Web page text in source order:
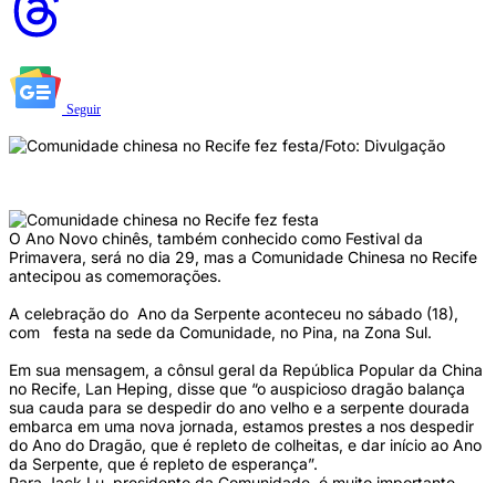
Seguir
O Ano Novo chinês, também conhecido como Festival da
Primavera, será no dia 29, mas a Comunidade Chinesa no Recife
antecipou as comemorações.
A celebração do Ano da Serpente aconteceu no sábado (18),
com festa na sede da Comunidade, no Pina, na Zona Sul.
Em sua mensagem, a cônsul geral da República Popular da China
no Recife, Lan Heping, disse que “o auspicioso dragão balança
sua cauda para se despedir do ano velho e a serpente dourada
embarca em uma nova jornada, estamos prestes a nos despedir
do Ano do Dragão, que é repleto de colheitas, e dar início ao Ano
da Serpente, que é repleto de esperança”.